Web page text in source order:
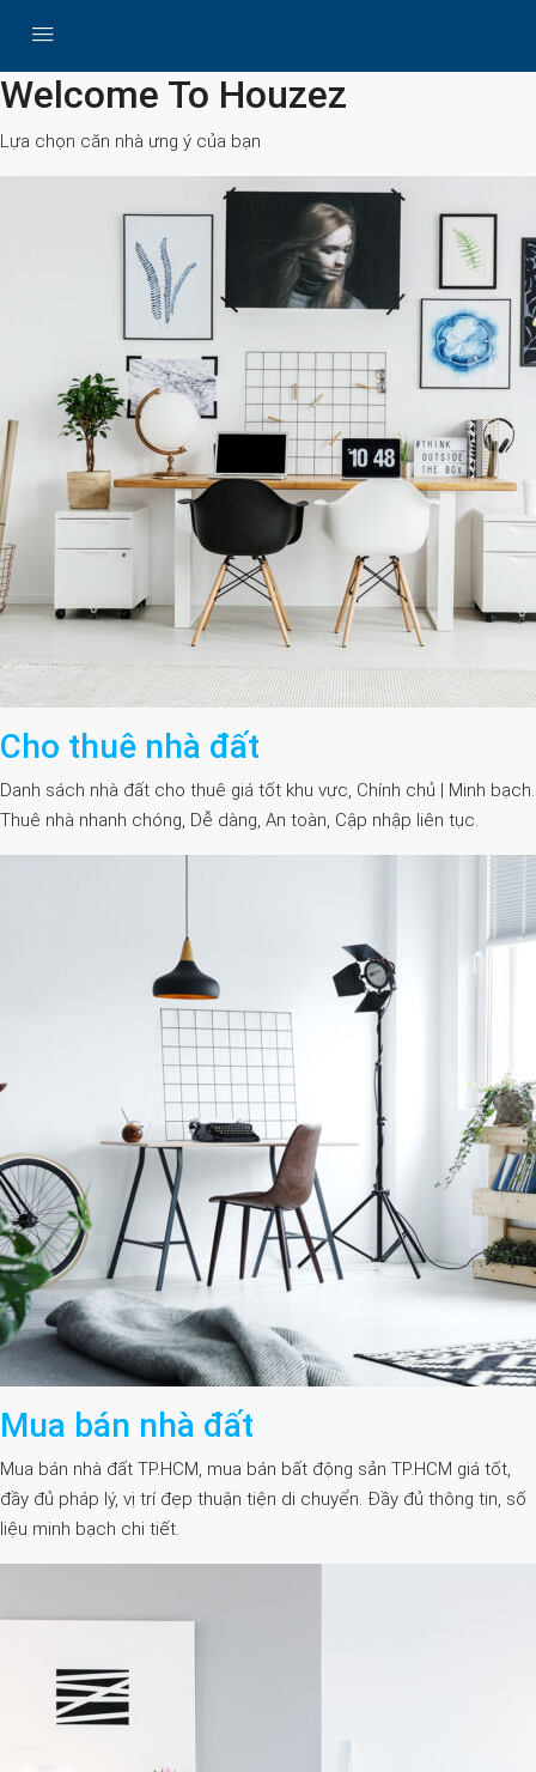
Search
Welcome To Houzez
Lựa chọn căn nhà ưng ý của bạn
Cho thuê nhà đất
Danh sách nhà đất cho thuê giá tốt khu vực, Chính chủ | Minh bạch.
Thuê nhà nhanh chóng, Dễ dàng, An toàn, Cập nhập liên tục.
Mua bán nhà đất
Mua bán nhà đất TP.HCM, mua bán bất động sản TP.HCM giá tốt,
đầy đủ pháp lý, vị trí đẹp thuận tiện di chuyển. Đầy đủ thông tin, số
liệu minh bạch chi tiết.